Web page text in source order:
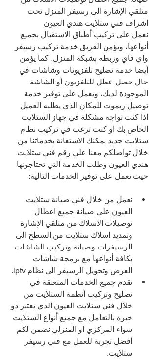
متلقي الإشارة الى رسيفر المنزل تحت
اشراف فني ستلايت هندي العيون
نعمل على تركيب أطباق الاستقبال بجميع
أنواعها، ويؤمن الفريق خدمة تركيب رسيفر
واي فاي وربطه بشبكة المنزل، كما يؤمن
أيضا خدمة تصليح تلفزيونات وشاشات في
حال حصل عطل للتلفزيون أو الشاشة
الموجودة لديك، ويعمل على توفير خدمة
توصيل ريموت للمكان الذي يطلبه العميل
اذا كنت تواجه مشكلة في جهاز الستلايت
الخاص بك او كنت ترغب في تركيب نظام
ستلايت جديد يمكنك الاستعانة بخدماتنا من
خلال تواصلكم معنا على رقم فني ستلايت
هندي العيون وطلب الخدمة التي تحتاجونها
حيث نعمل على توفير الخدمات التالية:
نعمل من خلال فني صيانة ستلايت
العيون على صيانة جميع اعطال
توصيلات الاسلاك من متلقي الإشارة
وتمديد اسلاك ستلايت من السطح الى
الرسيفرات وصيانة وتركيب الشاشات
بكافة أنواعها مع برمجة شاشات
العرض وتحويل الرسيفر الى نظام iptv.
نقدم جميع الخدمات المتعلقة في
تصليح وتركيب أنظمة الستلايت من
خلال فني ستلايت العيون الذي يعتبر ذو
خبرة بالتعامل مع جميع أنواع الستلايت
سواء المركزي او المنزلي نضمن لكم
أفضل تجربة للعمل مع فني رسيفر
ستلايت.